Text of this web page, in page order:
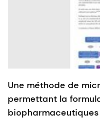
Une méthode de
permettant la
biopharmaceutiques